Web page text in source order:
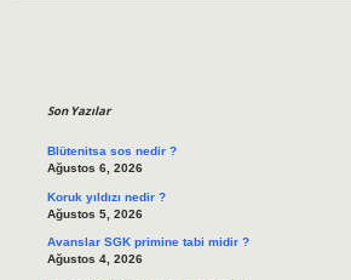
Son Yazılar
Blütenitsa sos nedir ?
Ağustos 6, 2026
Koruk yıldızı nedir ?
Ağustos 5, 2026
Avanslar SGK primine tabi midir ?
Ağustos 4, 2026